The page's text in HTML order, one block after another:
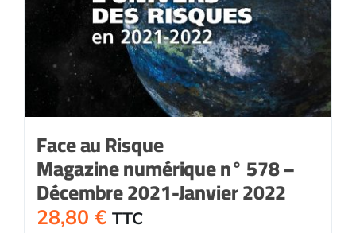
Face au Risque
Magazine numérique n° 578 –
Décembre 2021-Janvier 2022
28,80 € TTC